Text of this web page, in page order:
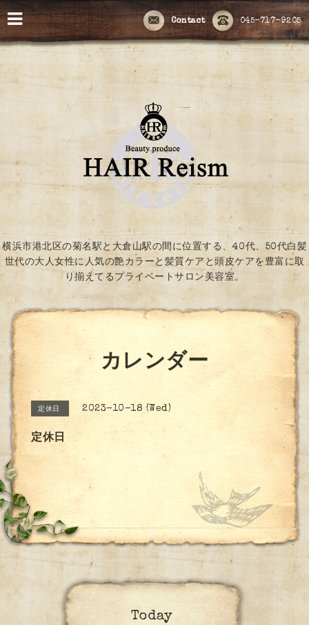
045-717-9205
Contact
横浜市港北区の菊名駅と大倉山駅の間に位置する、40代、50代白髪
世代の大人女性に人気の艶カラーと髪質ケアと頭皮ケアを豊富に取
り揃えてるプライベートサロン美容室。
カレンダー
定休日 2023-10-18 (Wed)
定休日
Today